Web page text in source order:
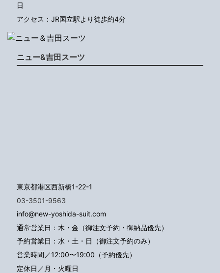
日
アクセス：JR国立駅より徒歩約4分
ニュー&吉田スーツ
東京都港区西新橋1-22-1
03-3501-9563
info@new-yoshida-suit.com
通常営業日：木・金（御注文予約・御納品優先）
予約営業日：水・土・日（御注文予約のみ）
営業時間／12:00〜19:00（予約優先）
定休日／月・火曜日